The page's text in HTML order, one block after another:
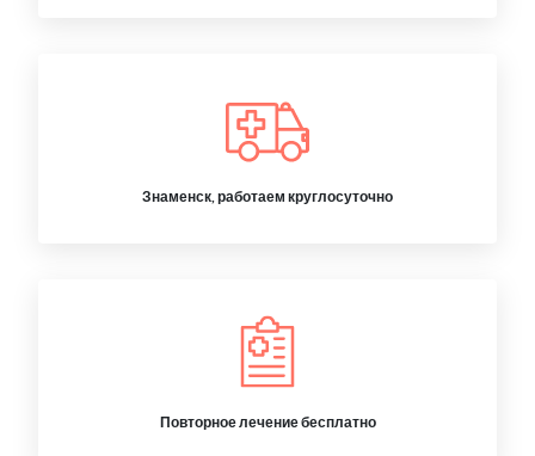
Знаменск, работаем круглосуточно
Повторное лечение бесплатно